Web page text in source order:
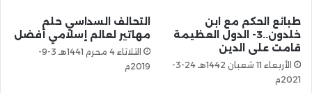
طبائع الحكم مع ابن
خلدون..3- الدول العظيمة
قامت على الدين
الأربعاء 11 شعبان 1442هـ 24-3-
2021م
التحالف السداسي حلم
مهاتير لعالم إسلامي أفضل
الثلاثاء 4 محرم 1441هـ 3-9-
2019م